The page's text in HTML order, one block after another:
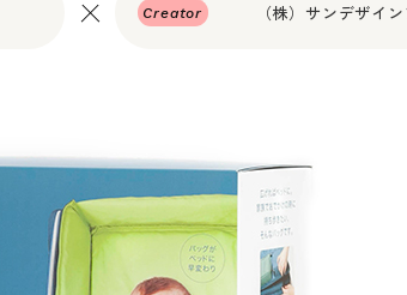
Creator （株）サンデザイ